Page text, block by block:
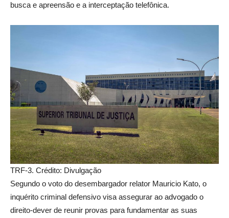
busca e apreensão e a interceptação telefônica.
TRF-3. Crédito: Divulgação
Segundo o voto do desembargador relator Mauricio Kato, o
inquérito criminal defensivo visa assegurar ao advogado o
direito-dever de reunir provas para fundamentar as suas